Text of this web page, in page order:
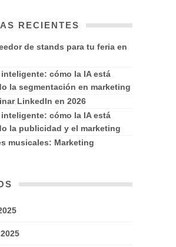
RECIENTES
de stands para tu feria en
cómo la IA está
la segmentación en marketing
LinkedIn en 2026
cómo la IA está
la publicidad y el marketing
musicales: Marketing